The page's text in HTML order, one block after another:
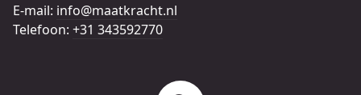
E-mail: info@maatkracht.nl
Telefoon: +31 343592770